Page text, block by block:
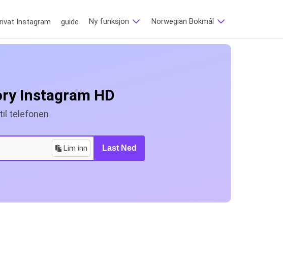
Instagram guide Ny funksjon Norwegian Bokmål
Instagram HD
telefonen
Lim inn Last Ned